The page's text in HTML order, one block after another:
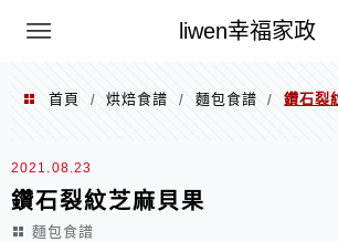
liwen幸福家政
menu
首頁 / 烘焙食譜 / 麵包食譜 / 鑽石裂
2021.08.23
鑽石裂紋芝麻貝果
麵包食譜